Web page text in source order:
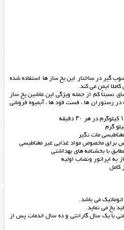
گیر در ساختار این یخ ساز ها استفاده شده
ایمن می کند.
نسبتاً کم از جمله ویژگی این ماشین یخ ساز
در رستوران ها ، فست فود ها ، آبمیوه فروشی
مات نگیر
براق مخصوص مواد غذایی غیر مغناطیسی
با بخشنامه های بهداشتی
به اپراتور ونصاب اولیه
کامل
می باشد.
یخ می نماید.
با یک سال گارانتی و ده سال خدمات پس از